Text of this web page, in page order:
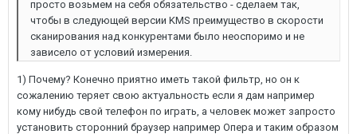
просто возьмем на себя обязательство - сделаем так,
чтобы в следующей версии KMS преимущество в скорости
сканирования над конкурентами было неоспоримо и не
зависело от условий измерения.
1) Почему? Конечно приятно иметь такой фильтр, но он к
сожалению теряет свою актуальность если я дам например
кому нибудь свой телефон по играть, а человек может запросто
установить сторонний браузер например Опера и таким образом